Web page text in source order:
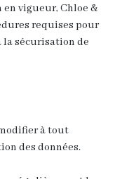
vigueur, Chloe &
requises pour
la sécurisation de
à tout
des données.